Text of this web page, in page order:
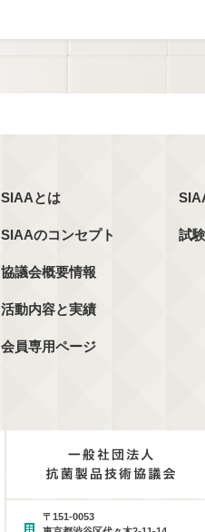
SIAAとは
SIAAのコンセプト
協議会概要情報
活動内容と実績
会員専用ページ
試
〒151-0053